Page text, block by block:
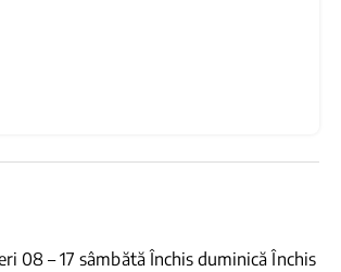
08 – 17 sâmbătă Închis duminică Închis